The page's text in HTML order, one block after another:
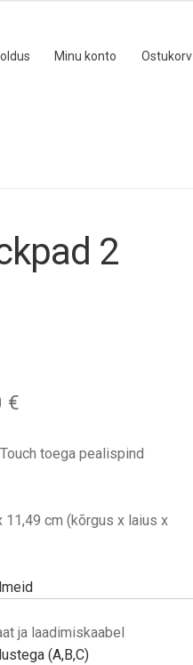
Minu konto Ostukorv
2
€
kuni
145,00 €
toega pealispind
cm (kõrgus x laius x
ja laadimiskaabel
(A,B,C)